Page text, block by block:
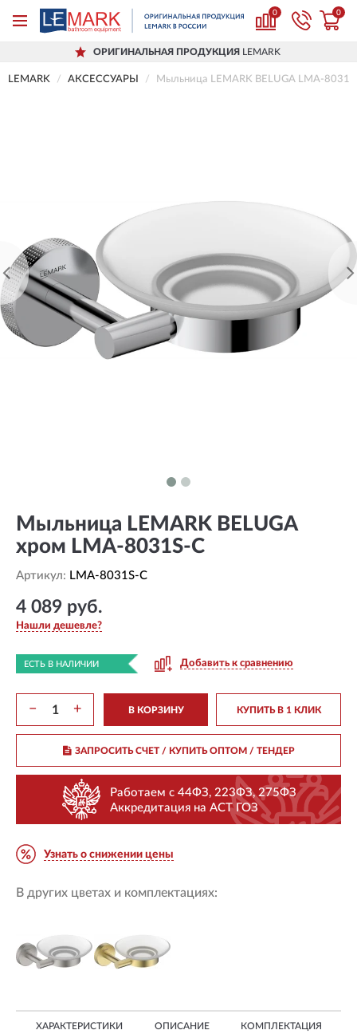
0 0
ОРИГИНАЛЬНАЯ ПРОДУКЦИЯ LEMARK
LEMARK АКСЕССУАРЫ Мыльница LEMARK BELUGA LMA-
Мыльница LEMARK BELUGA
хром LMA-8031S-C
Артикул: LMA-8031S-C
4 089 руб.
Нашли дешевле?
ЕСТЬ В НАЛИЧИИ Добавить к сравнению
− + В КОРЗИНУ КУПИТЬ В 1 КЛИК
ЗАПРОСИТЬ СЧЕТ / КУПИТЬ ОПТОМ/ ТЕНДЕР
Работаем с 44ФЗ, 223ФЗ, 275ФЗ
Аккредитация на АСТ ГОЗ
Узнать о снижении цены
В других цветах и комплектациях:
ХАРАКТЕРИСТИКИ ОПИСАНИЕ КОМПЛЕКТАЦИЯ